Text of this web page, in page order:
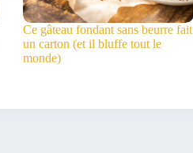
Ce gâteau fondant sans beurre fait
un carton (et il bluffe tout le
monde)